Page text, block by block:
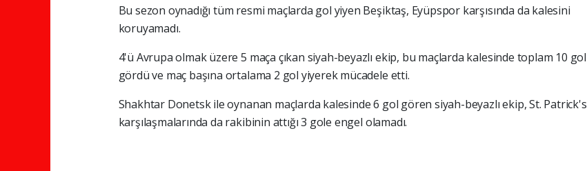
Bu sezon oynadığı tüm resmi maçlarda gol yiyen Beşiktaş, Eyüpspor karşısında da kalesini
koruyamadı.
4'ü Avrupa olmak üzere 5 maça çıkan siyah-beyazlı ekip, bu maçlarda kalesinde toplam 10 gol
gördü ve maç başına ortalama 2 gol yiyerek mücadele etti.
Shakhtar Donetsk ile oynanan maçlarda kalesinde 6 gol gören siyah-beyazlı ekip, St. Patrick's
karşılaşmalarında da rakibinin attığı 3 gole engel olamadı.